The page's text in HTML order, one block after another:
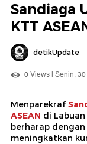
Sandiaga
KTT
detikUpdate
0 Views | Senin,
Menparekraf
ASEAN di
berharap
meningkatkan